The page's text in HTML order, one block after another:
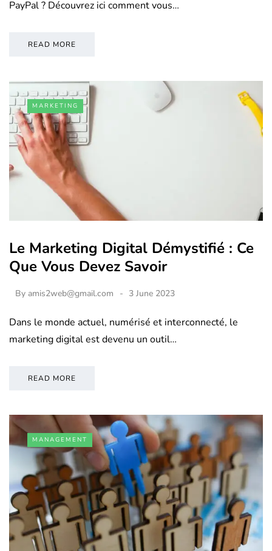
PayPal ? Découvrez ici comment vous…
READ MORE
MARKETING
Le Marketing Digital Démystifié : Ce
Que Vous Devez Savoir
By amis2web@gmail.com 3 June 2023
Dans le monde actuel, numérisé et interconnecté, le
marketing digital est devenu un outil…
READ MORE
MANAGEMENT